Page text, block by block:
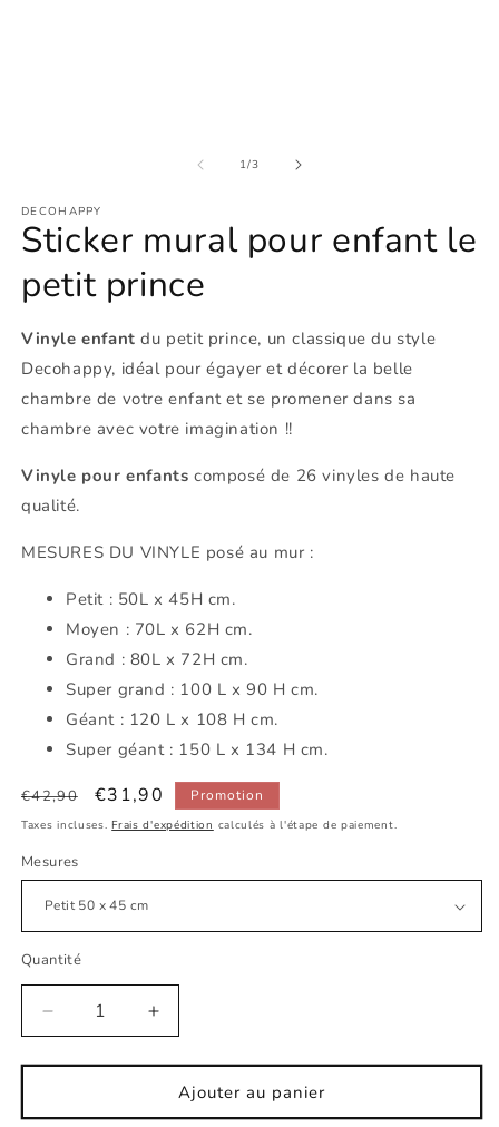
1/de
3
DECOHAPPY
Sticker mural pour enfant le
petit prince
Vinyle enfant du petit prince, un classique du style
Decohappy, idéal pour égayer et décorer la belle
chambre de votre enfant et se promener dans sa
chambre avec votre imagination !!
Vinyle pour enfants composé de 26 vinyles de haute
qualité.
MESURES DU VINYLE posé au mur :
Petit : 50L x 45H cm.
Moyen : 70L x 62H cm.
Grand : 80L x 72H cm.
Super grand : 100 L x 90 H cm.
Géant : 120 L x 108 H cm.
Super géant : 150 L x 134 H cm.
Prix
habituel
€42,90
Prix
promotionnel
€31,90 Promotion
Taxes incluses.Frais d'expédition calculés à l'étape de paiement.
Mesures
Quantité
Réduire
la
quantité
Sticker
Augmenter
la
quantité
Sticker
Ajouter au panier